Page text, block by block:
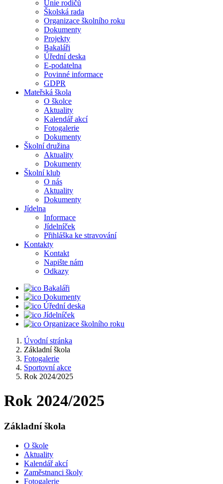
Unie rodičů
Školská rada
Organizace školního roku
Dokumenty
Projekty
Bakaláři
Úřední deska
E-podatelna
Povinné informace
GDPR
Mateřská škola
O školce
Aktuality
Kalendář akcí
Fotogalerie
Dokumenty
Školní družina
Aktuality
Dokumenty
Školní klub
O nás
Aktuality
Dokumenty
Jídelna
Informace
Jídelníček
Přihláška ke stravování
Kontakty
Kontakt
Napište nám
Odkazy
Bakaláři
Dokumenty
Úřední deska
Jídelníček
Organizace školního roku
Úvodní stránka
Základní škola
Fotogalerie
Sportovní akce
Rok 2024/2025
Rok 2024/2025
Základní škola
O škole
Aktuality
Kalendář akcí
Zaměstnanci školy
Fotogalerie